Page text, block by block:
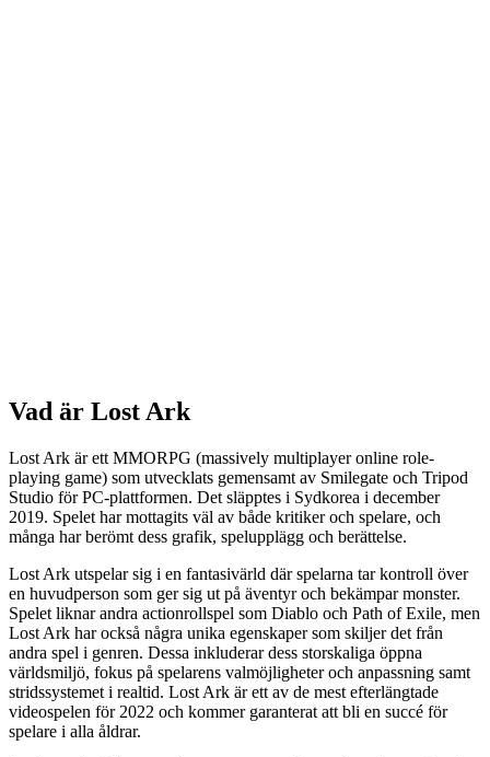
Vad är Lost Ark
Lost Ark är ett MMORPG (massively multiplayer online role-
playing game) som utvecklats gemensamt av Smilegate och Tripod
Studio för PC-plattformen. Det släpptes i Sydkorea i december
2019. Spelet har mottagits väl av både kritiker och spelare, och
många har berömt dess grafik, spelupplägg och berättelse.
Lost Ark utspelar sig i en fantasivärld där spelarna tar kontroll över
en huvudperson som ger sig ut på äventyr och bekämpar monster.
Spelet liknar andra actionrollspel som Diablo och Path of Exile, men
Lost Ark har också några unika egenskaper som skiljer det från
andra spel i genren. Dessa inkluderar dess storskaliga öppna
världsmiljö, fokus på spelarens valmöjligheter och anpassning samt
stridssystemet i realtid. Lost Ark är ett av de mest efterlängtade
videospelen för 2022 och kommer garanterat att bli en succé för
spelare i alla åldrar.